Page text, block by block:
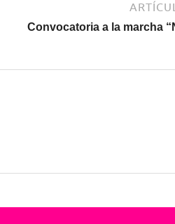
Convocatoria a la marcha